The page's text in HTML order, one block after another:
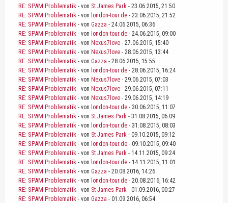
RE: SPAM Problematik - von St James Park - 23.06.2015, 21:50
RE: SPAM Problematik - von london-tour.de - 23.06.2015, 21:52
RE: SPAM Problematik - von Gazza - 24.06.2015, 06:36
RE: SPAM Problematik - von london-tour.de - 24.06.2015, 09:00
RE: SPAM Problematik - von Nexus7love - 27.06.2015, 15:40
RE: SPAM Problematik - von Nexus7love - 28.06.2015, 13:44
RE: SPAM Problematik - von Gazza - 28.06.2015, 15:55
RE: SPAM Problematik - von london-tour.de - 28.06.2015, 16:24
RE: SPAM Problematik - von Nexus7love - 29.06.2015, 07:03
RE: SPAM Problematik - von Nexus7love - 29.06.2015, 07:11
RE: SPAM Problematik - von Nexus7love - 29.06.2015, 14:19
RE: SPAM Problematik - von london-tour.de - 30.06.2015, 11:07
RE: SPAM Problematik - von St James Park - 31.08.2015, 06:09
RE: SPAM Problematik - von london-tour.de - 31.08.2015, 08:03
RE: SPAM Problematik - von St James Park - 09.10.2015, 09:12
RE: SPAM Problematik - von london-tour.de - 09.10.2015, 09:40
RE: SPAM Problematik - von St James Park - 14.11.2015, 09:24
RE: SPAM Problematik - von london-tour.de - 14.11.2015, 11:01
RE: SPAM Problematik - von Gazza - 20.08.2016, 14:26
RE: SPAM Problematik - von london-tour.de - 20.08.2016, 16:42
RE: SPAM Problematik - von St James Park - 01.09.2016, 00:27
RE: SPAM Problematik - von Gazza - 01.09.2016, 06:54